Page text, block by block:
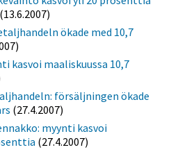
(13.6.2007)
ökade med 10,7
kasvoi maaliskuussa 10,7
försäljningen ökade
(27.4.2007)
myynti kasvoi
(27.4.2007)